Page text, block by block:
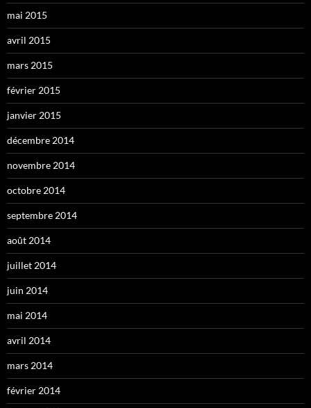
mai 2015
avril 2015
mars 2015
février 2015
janvier 2015
décembre 2014
novembre 2014
octobre 2014
septembre 2014
août 2014
juillet 2014
juin 2014
mai 2014
avril 2014
mars 2014
février 2014